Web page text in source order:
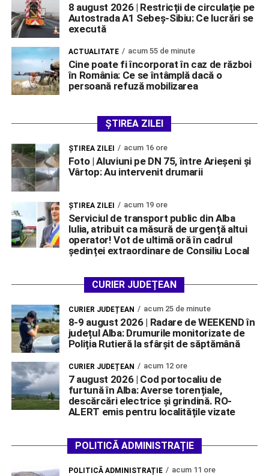
8 august 2026 | Restricții de circulație pe
Autostrada A1 Sebeș-Sibiu: Ce lucrări se
execută
ACTUALITATE acum 55 de minute
Cine poate fi încorporat în caz de război
în România: Ce se întâmplă dacă o
persoană refuză mobilizarea
ȘTIREA ZILEI
ŞTIREA ZILEI acum 16 ore
Foto | Aluviuni pe DN 75, între Arieșeni și
Vârtop: Au intervenit drumarii
ŞTIREA ZILEI acum 19 ore
Serviciul de transport public din Alba
Iulia, atribuit ca măsură de urgență altui
operator! Vot de ultimă oră în cadrul
ședinței extraordinare de Consiliu Local
CURIER JUDEȚEAN
CURIER JUDEȚEAN acum 25 de minute
8-9 august 2026 | Radare de WEEKEND în
județul Alba: Drumurile monitorizate de
Poliția Rutieră la sfârșit de săptămână
CURIER JUDEȚEAN acum 12 ore
7 august 2026 | Cod portocaliu de
furtună în Alba: Averse torențiale,
descărcări electrice și grindină. RO-
ALERT emis pentru localitățile vizate
POLITICĂ ADMINISTRAȚIE
POLITICĂ ADMINISTRAȚIE acum 11 ore